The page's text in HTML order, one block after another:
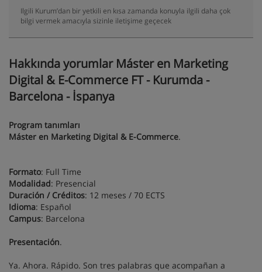
Ilgili Kurum’dan bir yetkili en kısa zamanda konuyla ilgili daha çok
bilgi vermek amacıyla sizinle iletişime geçecek
Hakkında yorumlar Máster en Marketing
Digital & E-Commerce FT - Kurumda -
Barcelona - İspanya
Program tanımları
Máster en Marketing Digital & E-Commerce.
Formato: Full Time
Modalidad: Presencial
Duración / Créditos: 12 meses / 70 ECTS
Idioma: Español
Campus: Barcelona
Presentación.
Ya. Ahora. Rápido. Son tres palabras que acompañan a